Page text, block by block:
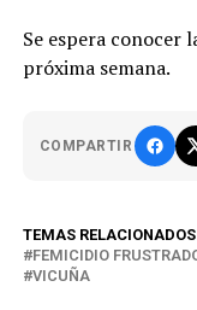
Se espera conocer
próxima semana.
COMPARTIR
TEMAS RELACIONADOS
FEMICIDIO
VICUÑA